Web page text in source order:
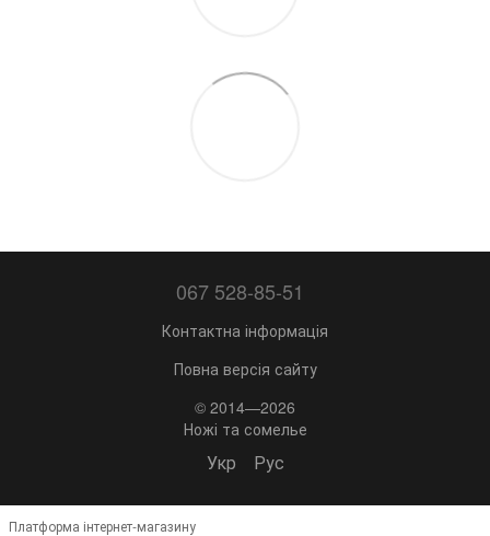
067 528-85-51
Контактна інформація
Повна версія сайту
© 2014—2026
Ножі та сомелье
Укр Рус
Платформа інтернет-магазину